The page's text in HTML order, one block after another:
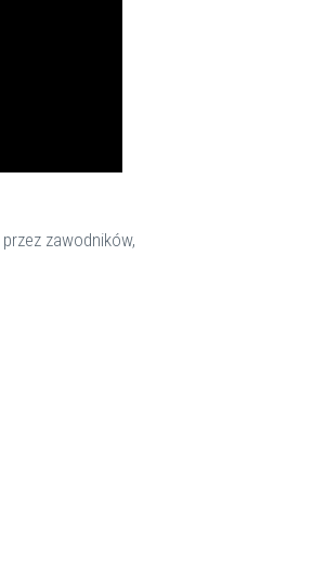
zawodników,